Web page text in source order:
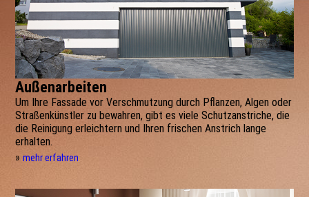
Außenarbeiten
Um Ihre Fassade vor Verschmutzung durch Pflanzen, Algen oder
Straßenkünstler zu bewahren, gibt es viele Schutzanstriche, die
die Reinigung erleichtern und Ihren frischen Anstrich lange
erhalten.
»mehr erfahren